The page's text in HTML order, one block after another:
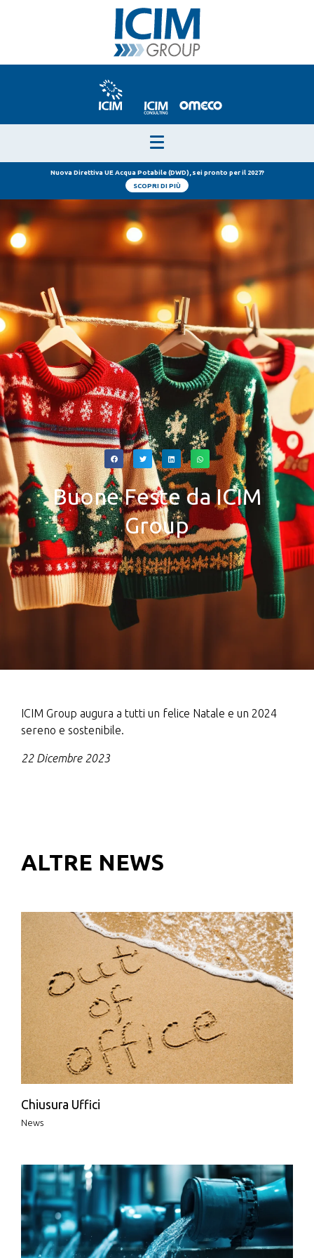
Nuova Direttiva UE Acqua Potabile (DWD), sei pronto per il 2027?
SCOPRI DI PIÙ
Buone Feste da ICIM
Group
ICIM Group augura a tutti un felice Natale e un 2024
sereno e sostenibile.
22 Dicembre 2023
ALTRE NEWS
Chiusura Uffici
News